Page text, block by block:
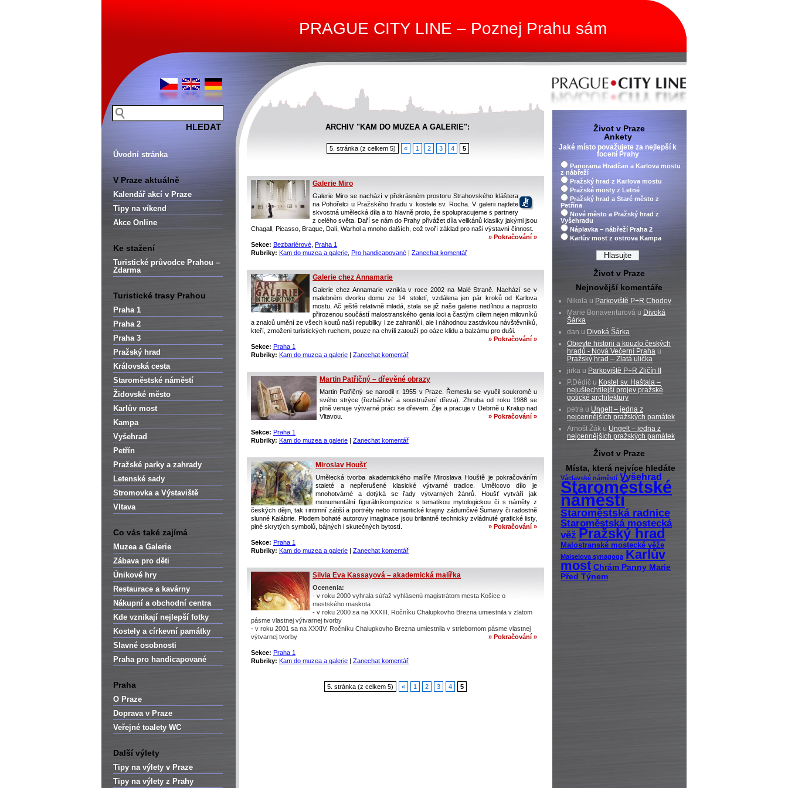
PRAGUE CITY LINE – Poznej Prahu sám
Úvodní stránka
V Praze aktuálně
Kalendář akcí v Praze
Tipy na víkend
Akce Online
Ke stažení
Turistické průvodce Prahou –
Zdarma
Turistické trasy Prahou
Praha 1
Praha 2
Praha 3
Pražský hrad
Královská cesta
Staroměstské náměstí
Židovské město
Karlův most
Kampa
Vyšehrad
Petřín
Pražské parky a zahrady
Letenské sady
Stromovka a Výstaviště
Vltava
Co vás také zajímá
Muzea a Galerie
Zábava pro děti
Únikové hry
Restaurace a kavárny
Nákupní a obchodní centra
Kde vznikají nejlepší fotky
Kostely a církevní památky
Slavné osobnosti
Praha pro handicapované
Praha
O Praze
Doprava v Praze
Veřejné toalety WC
Další výlety
Tipy na výlety v Praze
Tipy na výlety z Prahy
ARCHIV "KAM DO MUZEA A GALERIE":
5. stránka (z celkem 5) « 1 2 3 4 5
Galerie Miro
Galerie Miro se nachází v překrásném prostoru Strahovského kláštera
na Pohořelci u Pražského hradu v kostele sv. Rocha. V galerii najdete
skvostná umělecká díla a to hlavně proto, že spolupracujeme s partnery
z celého světa. Daří se nám do Prahy přivážet díla velikánů klasiky jakými jsou
Chagall, Picasso, Braque, Dalí, Warhol a mnoho dalších, což tvoří základ pro naši výstavní činnost.
» Pokračování »
Sekce: Bezbariérové Praha 1
Rubriky: Kam do muzea a galerie Pro handicapované | Zanechat komentář
Galerie chez Annamarie
Galerie chez Annamarie vznikla v roce 2002 na Malé Straně. Nachází se v
malebném dvorku domu ze 14. století, vzdálena jen pár kroků od Karlova
mostu. Ač ještě relativně mladá, stala se již naše galerie nedílnou a naprosto
přirozenou součástí malostranského genia loci a častým cílem nejen milovníků
a znalců umění ze všech koutů naší republiky i ze zahraničí, ale i náhodnou zastávkou návštěvníků,
kteří, zmoženi turistických ruchem, pouze na chvíli zatouží po oáze klidu a balzámu pro duši.
» Pokračování »
Sekce: Praha 1
Rubriky: Kam do muzea a galerie | Zanechat komentář
Martin Patřičný – dřevěné obrazy
Martin Patřičný se narodil r. 1955 v Praze. Řemeslu se vyučil soukromě u
svého strýce (řezbářství a soustružení dřeva). Zhruba od roku 1988 se
plně venuje výtvarné práci se dřevem. Žije a pracuje v Debrně u Kralup nad
Vltavou.
» Pokračování »
Sekce: Praha 1
Rubriky: Kam do muzea a galerie | Zanechat komentář
Miroslav Houšť
Umělecká tvorba akademického malíře Miroslava Houště je pokračováním
staleté a nepřerušené klasické výtvarné tradice. Umělcovo dílo je
mnohotvárné a dotýká se řady výtvarných žánrů. Houšť vytváří jak
monumentální figurálníkompozice s tematikou mytologickou či s náměty z
českých dějin, tak i intimní zátiší a portréty nebo romantické krajiny zádumčivé Šumavy či radostně
slunné Kalábrie. Plodem bohaté autorovy imaginace jsou brilantně technicky zvládnuté grafické listy,
plné skrytých symbolů, bájných i skutečných bytostí.
» Pokračování »
Sekce: Praha 1
Rubriky: Kam do muzea a galerie | Zanechat komentář
Silvia Eva Kassayová – akademická malířka
Ocenenia:
- v roku 2000 vyhrala súťaž vyhlásenú magistrátom mesta Košice o
mestského maskota
- v roku 2000 sa na XXXIII. Ročníku Chalupkovho Brezna umiestnila v zlatom
pásme vlastnej výtvarnej tvorby
- v roku 2001 sa na XXXIV. Ročníku Chalupkovho Brezna umiestnila v striebornom pásme vlastnej
výtvarnej tvorby
» Pokračování »
Sekce: Praha 1
Rubriky: Kam do muzea a galerie | Zanechat komentář
5. stránka (z celkem 5) « 1 2 3 4 5
Život v Praze
Ankety
Jaké místo považujete za nejlepší k
focení Prahy
Panorama Hradčan a Karlova mostu
z nábřeží
Pražský hrad z Karlova mostu
Pražské mosty z Letné
Pražský hrad a Staré město z
Petřína
Nové město a Pražský hrad z
Vyšehradu
Náplavka – nábřeží Praha 2
Karlův most z ostrova Kampa
Život v Praze
Nejnovější komentáře
Nikola u Parkoviště P+R Chodov
Marie Bonaventurová u Divoká
Šárka
dan u Divoká Šárka
Objevte historii a kouzlo českých
hradů - Nová Večerní Praha u
Pražský hrad – Zlatá ulička
jirka u Parkoviště P+R Zličín II
P.Dědič u Kostel sv. Haštala –
nejušlechtilejší projev pražské
gotické architektury
petra u Ungelt – jedna z
nejcennějších pražských památek
Arnošt Žák u Ungelt – jedna z
nejcennějších pražských památek
Život v Praze
Místa, která nejvíce hledáte
Václavské náměstí Vyšehrad
Staroměstské
náměstí
Staroměstská radnice
Staroměstská mostecká
věž Pražský hrad
Malostranské mostecké věže
Maiselova synagoga Karlův
most Chrám Panny Marie
Před Týnem